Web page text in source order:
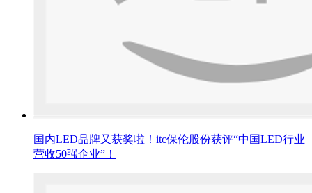
国内LED品牌又获奖啦！itc保伦股份获评“中国LED行业
营收50强企业”！